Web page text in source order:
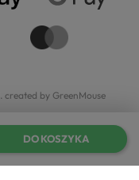
DO KOSZYKA
created by GreenMouse